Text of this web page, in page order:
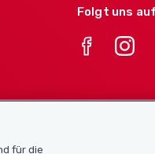
Folgt uns
für die